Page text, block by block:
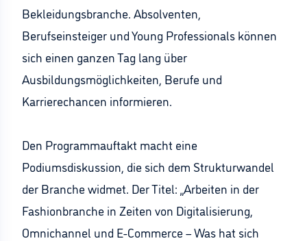
Bekleidungsbranche. Absolventen,
Berufseinsteiger und Young Professionals können
sich einen ganzen Tag lang über
Ausbildungsmöglichkeiten, Berufe und
Karrierechancen informieren.
Den Programmauftakt macht eine
Podiumsdiskussion, die sich dem Strukturwandel
der Branche widmet. Der Titel: „Arbeiten in der
Fashionbranche in Zeiten von Digitalisierung,
Omnichannel und E-Commerce – Was hat sich